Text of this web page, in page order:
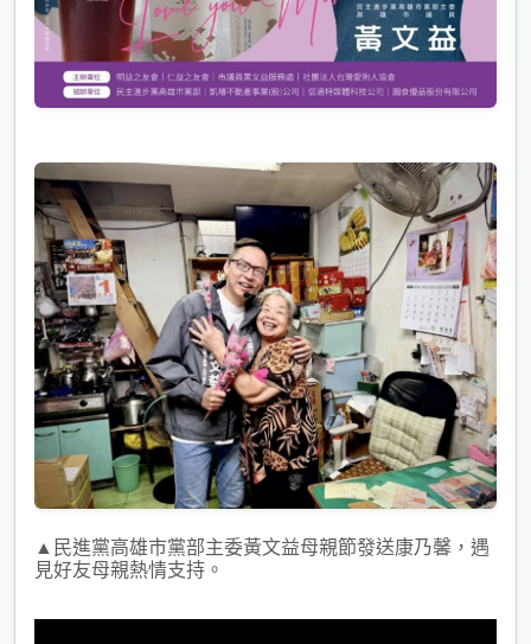
▲民進黨高雄市黨部主委黃文益母親節發送康乃馨，遇
見好友母親熱情支持。